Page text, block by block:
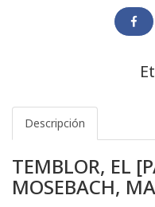
Descripción
TEMBLOR, EL
MOSEBACH,